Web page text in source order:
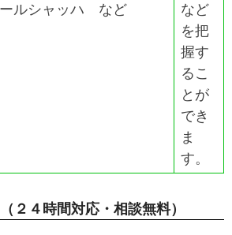
ルシャッハ など
など
を把
握す
るこ
とが
でき
ま
す。
２４時間対応・相談無料）